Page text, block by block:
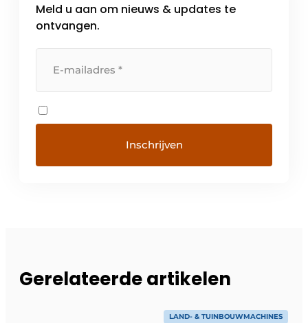
Meld u aan om nieuws & updates te
ontvangen.
Gerelateerde artikelen
LAND- & TUINBOUWMACHINES